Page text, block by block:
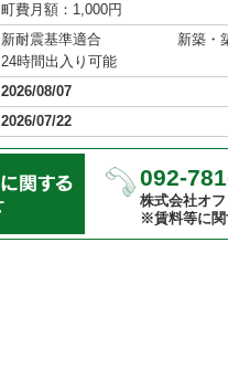
町費月額：1,000円
新耐震基準適合
新築・
24時間出入り可能
2026/08/07
2026/07/22
092-
株式会社オ
※賃料等に関